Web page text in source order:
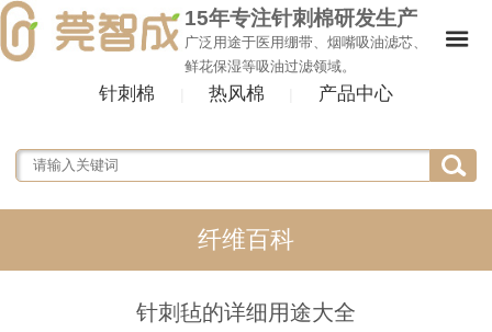
15年专注针刺棉研发生产
广泛用途于医用绷带、烟嘴吸油滤芯、
鲜花保湿等吸油过滤领域。
针刺棉 热风棉 产品中心
纤维百科
针刺毡的详细用途大全